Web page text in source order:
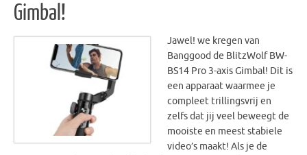
Gimbal!
Jawel! we kregen van
Banggood de BlitzWolf BW-
BS14 Pro 3-axis Gimbal! Dit is
een apparaat waarmee je
compleet trillingsvrij en
zelfs dat jij veel beweegt de
mooiste en meest stabiele
video’s maakt! Als je de